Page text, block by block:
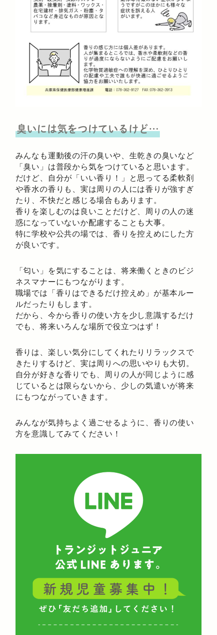
臭いには気をつけているけど…
みんなも運動後の汗の臭いや、生乾きの臭いなど
「臭い」は普段から気をつけていると思います。
だけど、自分が「いい香り！」と思ってる柔軟剤
や香水の香りも、実は周りの人には香りが強すぎ
たり、不快だと感じる場合もあります。
香りを楽しむのは良いことだけど、周りの人の迷
惑になっていないか配慮することも大事。
特に学校や公共の場では、香りを控えめにした方
が良いです。
「匂い」を気にすることは、将来働くときのビジ
ネスマナーにもつながります。
職場では「香りはできるだけ控えめ」が基本ルー
ルだったりもします。
だから、今から香りの使い方を少し意識するだけ
でも、将来いろんな場所で役立つはず！
香りは、楽しい気分にしてくれたりリラックスで
きたりするけど、実は周りへの思いやりも大切。
自分が好きな香りでも、周りの人が同じように感
じているとは限らないから、少しの気遣いが将来
にもつながっていきます。
みんなが気持ちよく過ごせるように、香りの使い
方を意識してみてください！